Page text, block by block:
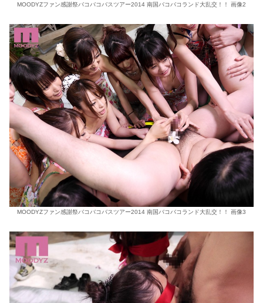
MOODYZファン感謝祭バコバコバスツアー2014 南国バコバコランド大乱交！！ 画像2
MOODYZファン感謝祭バコバコバスツアー2014 南国バコバコランド大乱交！！ 画像3